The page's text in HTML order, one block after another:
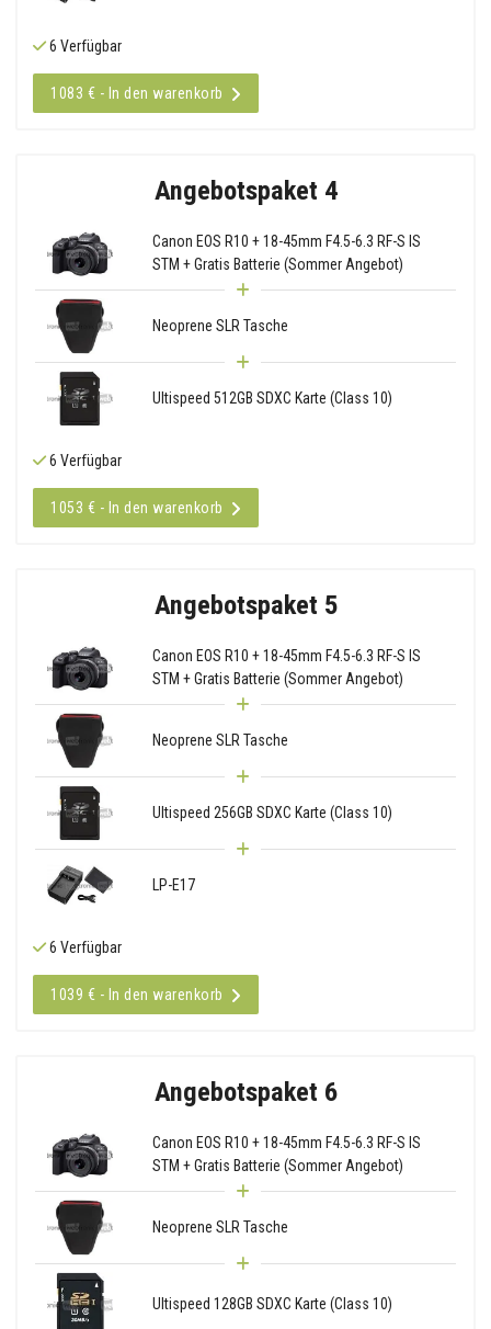
6 Verfügbar
1083 € - In den warenkorb
Angebotspaket 4
Canon EOS R10 + 18-45mm F4.5-6.3 RF-S IS
STM + Gratis Batterie (Sommer Angebot)
Neoprene SLR Tasche
Ultispeed 512GB SDXC Karte (Class 10)
6 Verfügbar
1053 € - In den warenkorb
Angebotspaket 5
Canon EOS R10 + 18-45mm F4.5-6.3 RF-S IS
STM + Gratis Batterie (Sommer Angebot)
Neoprene SLR Tasche
Ultispeed 256GB SDXC Karte (Class 10)
LP-E17
6 Verfügbar
1039 € - In den warenkorb
Angebotspaket 6
Canon EOS R10 + 18-45mm F4.5-6.3 RF-S IS
STM + Gratis Batterie (Sommer Angebot)
Neoprene SLR Tasche
Ultispeed 128GB SDXC Karte (Class 10)